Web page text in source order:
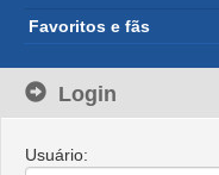
Favoritos e fãs
Login
Usuário: